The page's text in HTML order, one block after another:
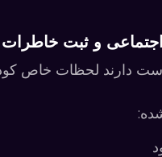
والدین دوست دارند لحظات